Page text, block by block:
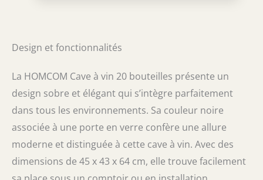
température interne et protège vos boissons.
touche moderne à votre frigo à vin, parfait
pour un style moderne. RÉGLAGE DE LA
TEMPÉRATURE : Doté de commandes tactiles
intuitives et d'un affichage LED, ce
réfrigérateur à vin permet un contrôle précis
de la température entre 5 et 18 °C (41 à 64
°F), adapté pour stocker du vin, du prosecco
et de la bière dans votre réfrigérateur à
boissons. PLACEMENT FLEXIBLE : Avec son
Design et fonctionnalités
La HOMCOM Cave à vin 20 bouteilles présente un
design sobre et élégant qui s’intègre parfaitement
dans tous les environnements. Sa couleur noire
associée à une porte en verre confère une allure
moderne et distinguée à cette cave à vin. Avec des
dimensions de 45 x 43 x 64 cm, elle trouve facilement